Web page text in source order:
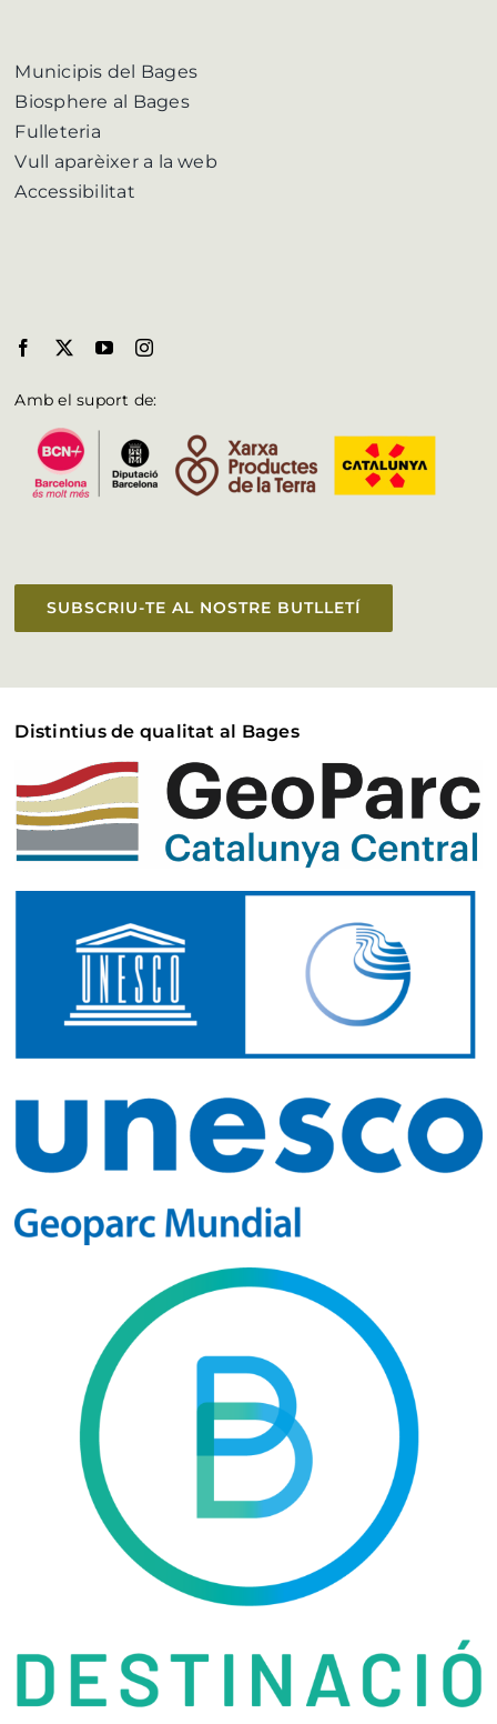
Municipis del Bages
Biosphere al Bages
Fulleteria
Vull aparèixer a la web
Accessibilitat
Amb el suport de:
SUBSCRIU-TE AL NOSTRE BUTLLETÍ
Distintius de qualitat al Bages